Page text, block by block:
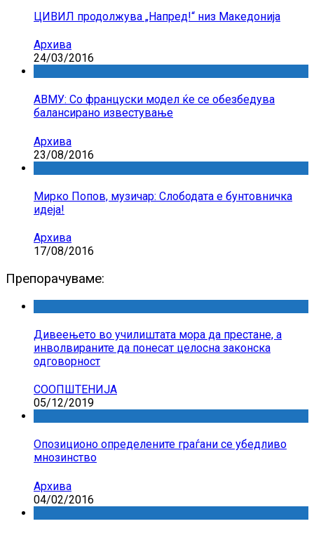
ЦИВИЛ продолжува „Напред!“ низ Македонија
Архива
24/03/2016
АВМУ: Со француски модел ќе се обезбедува
балансирано известување
Архива
23/08/2016
Мирко Попов, музичар: Слободата е бунтовничка
идеја!
Архива
17/08/2016
Препорачуваме:
Дивеењето во училиштата мора да престане, а
инволвираните да понесат целосна законска
одговорност
СООПШТЕНИЈА
05/12/2019
Опозиционо определените граѓани се убедливо
мнозинство
Архива
04/02/2016